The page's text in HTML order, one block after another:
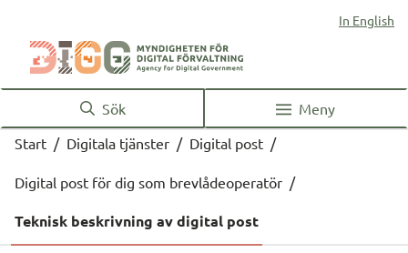
In English
Sök
Meny
Start / Digitala tjänster / Digital post /
Digital post för dig som brevlådeoperatör /
Teknisk beskrivning av digital post